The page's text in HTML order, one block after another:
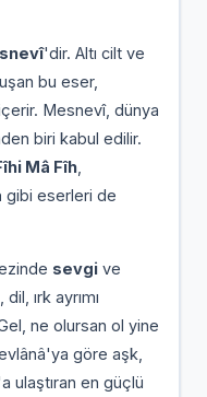
'dir. Altı cilt ve
bu eser,
Mesnevî, dünya
biri kabul edilir.
Mâ Fîh,
gibi eserleri de
sevgive
ırk ayrımı
ne olursan ol yine
göre aşk,
ulaştıran en güçlü